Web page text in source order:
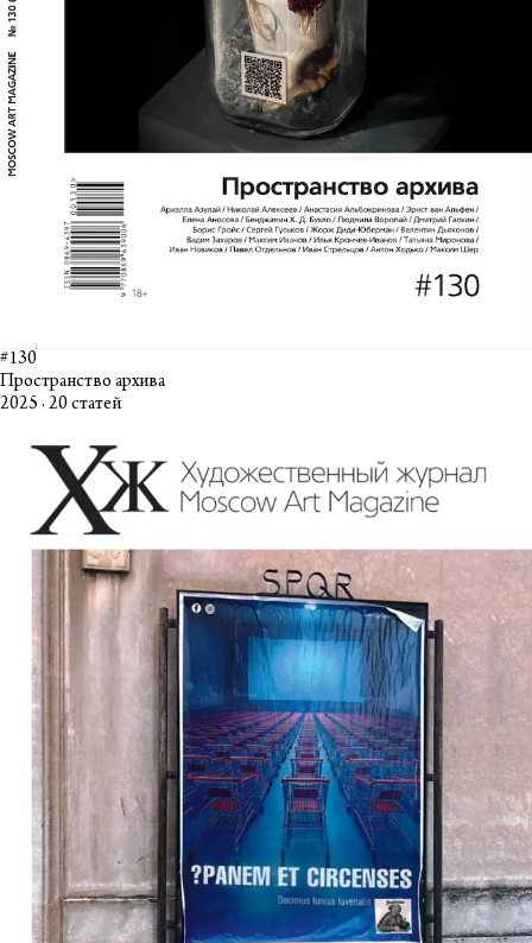
#130
Пространство архива
2025 · 20 статей